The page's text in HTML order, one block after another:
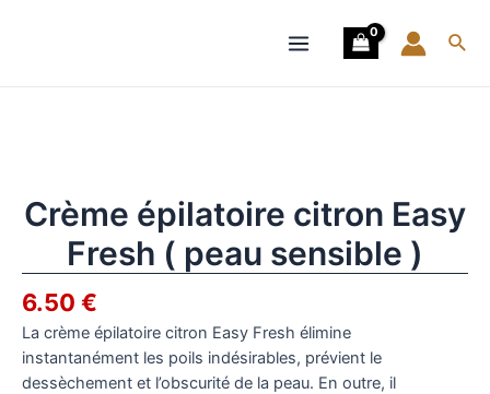
Menu
Crème épilatoire citron Easy
Fresh ( peau sensible )
6.50 €
La crème épilatoire citron Easy Fresh élimine
instantanément les poils indésirables, prévient le
dessèchement et l’obscurité de la peau. En outre, il
citron
Easy
(
peau
sensible
)